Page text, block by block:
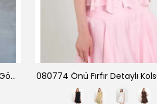
080824 Açık Yaka Oversize Pamuk Gömlek
080774 Önü Fırfır Detaylı